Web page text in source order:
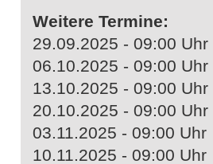
Weitere Termine:
29.09.2025 - 09:00 Uhr
06.10.2025 - 09:00 Uhr
13.10.2025 - 09:00 Uhr
20.10.2025 - 09:00 Uhr
03.11.2025 - 09:00 Uhr
10.11.2025 - 09:00 Uhr